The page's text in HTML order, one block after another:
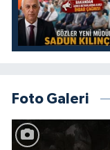
Foto Galeri